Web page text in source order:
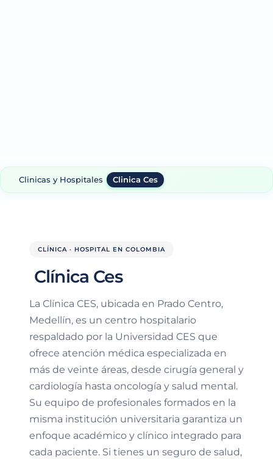
Clinicas y Hospitales Clinica Ces
CLÍNICA · HOSPITAL EN COLOMBIA
Clínica Ces
La Clínica CES, ubicada en Prado Centro,
Medellín, es un centro hospitalario
respaldado por la Universidad CES que
ofrece atención médica especializada en
más de veinte áreas, desde cirugía general y
cardiología hasta oncología y salud mental.
Su equipo de profesionales formados en la
misma institución universitaria garantiza un
enfoque académico y clínico integrado para
cada paciente. Si tienes un seguro de salud,